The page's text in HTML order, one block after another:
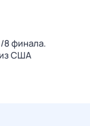
8 финала.
из США